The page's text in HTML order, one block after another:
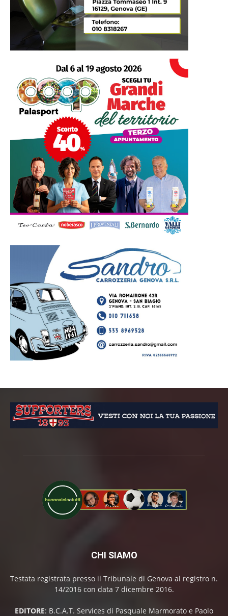
CHI SIAMO
Testata registrata presso il Tribunale di Genova al registro n.
14/2016 con data 7 dicembre 2016.
EDITORE: B.C.A.T. Services di Pasquale Marmorato e Paolo